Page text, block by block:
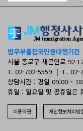
법무부출입국민원대행기관
서울 종로구 새문안로 92
T. 02-702-5559 | F. 02-
상담시간 : 평일 09:00 ~
휴일 : 일요일 및 공휴일은
이용약관 개인정보처리방